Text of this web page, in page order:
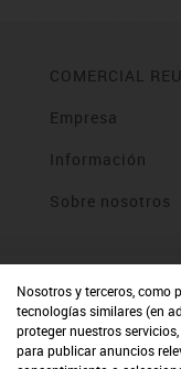
COMERCIAL
Empresa
Información
Sobre nosotros
Nosotros y terceros, como
tecnologías similares (en
proteger nuestros
para publicar anuncios